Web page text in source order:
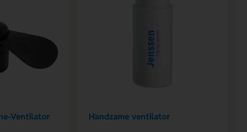
Ventilator Handzame ventilator